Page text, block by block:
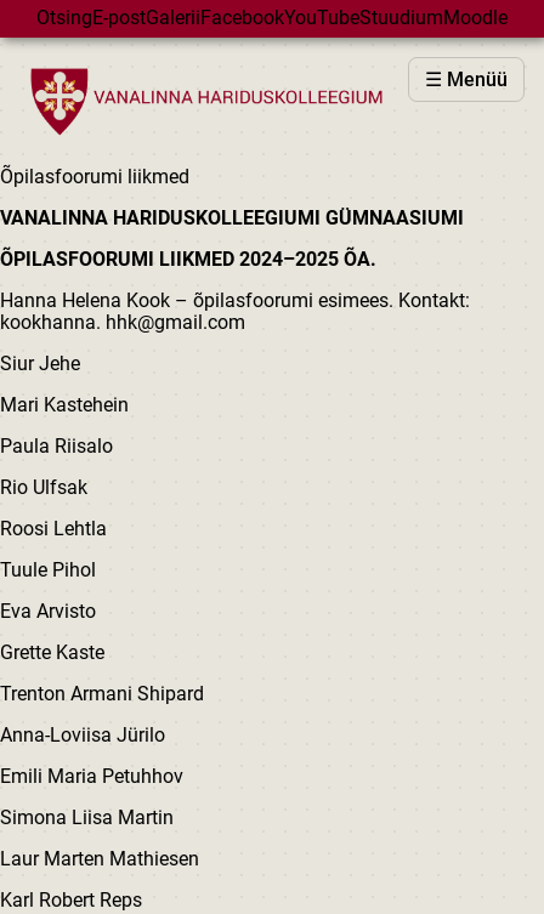
Skip to main content
OtsingE-postGaleriiFacebookYouTubeStuudiumMoodle
☰ Menüü
VHK
VASTUVÕTT
GÜMNAASIUM
MAJAD
HUVIÕPE
SÜNDMUSED
Õpilasfoorumi liikmed
VANALINNA HARIDUSKOLLEEGIUMI GÜMNAASIUMI
ÕPILASFOORUMI LIIKMED 2024–2025 ÕA.
Hanna Helena Kook – õpilasfoorumi esimees. Kontakt:
kookhanna. hhk@gmail.com
Siur Jehe
Mari Kastehein
Paula Riisalo
Rio Ulfsak
Roosi Lehtla
Tuule Pihol
Eva Arvisto
Grette Kaste
Trenton Armani Shipard
Anna-Loviisa Jürilo
Emili Maria Petuhhov
Simona Liisa Martin
Laur Marten Mathiesen
Karl Robert Reps